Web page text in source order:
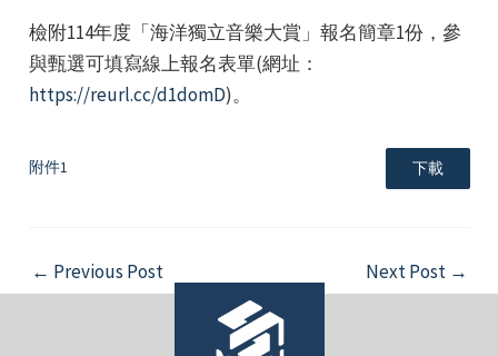
檢附114年度「海洋獨立音樂大賞」報名簡章1份，參
與甄選可填寫線上報名表單(網址：
https://reurl.cc/d1domD)。
附件1 下載
Post
navigation
← Previous Post Next Post →